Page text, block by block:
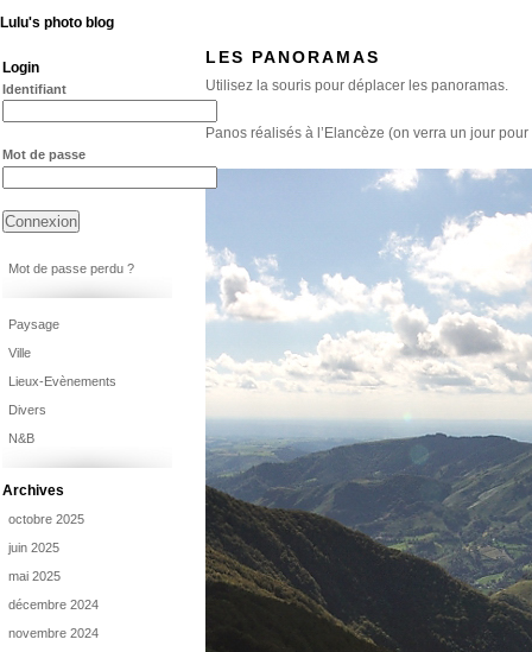
Lulu's photo blog
LES PANORAMAS
Utilisez la souris pour déplacer les panoramas.
Panos réalisés à l’Elancèze (on verra un jour pour
Login
Identifiant
Mot de passe
Mot de passe perdu ?
Paysage
Ville
Lieux-Evènements
Divers
N&B
Archives
octobre 2025
juin 2025
mai 2025
décembre 2024
novembre 2024